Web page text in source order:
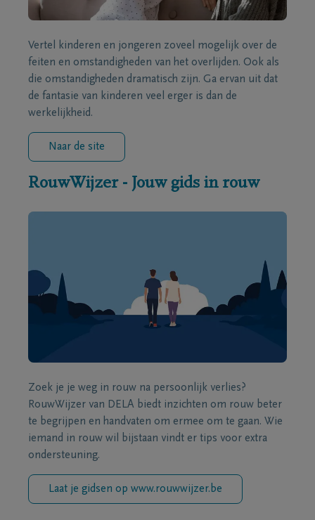
Vertel kinderen en jongeren zoveel mogelijk over de
feiten en omstandigheden van het overlijden. Ook als
die omstandigheden dramatisch zijn. Ga ervan uit dat
de fantasie van kinderen veel erger is dan de
werkelijkheid.
Naar de site
RouwWijzer - Jouw gids in rouw
Zoek je je weg in rouw na persoonlijk verlies?
RouwWijzer van DELA biedt inzichten om rouw beter
te begrijpen en handvaten om ermee om te gaan. Wie
iemand in rouw wil bijstaan vindt er tips voor extra
ondersteuning.
Laat je gidsen op www.rouwwijzer.be